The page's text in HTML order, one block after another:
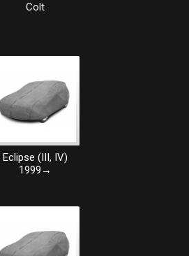
Colt
Eclipse (III, IV)
1999→